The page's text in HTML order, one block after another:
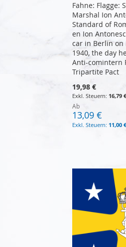
Fahne: Flagge:
Marshal Ion
Standard of
en Ion
car in Berlin on
1940, the day
Anti-comintern
Tripartite Pact
19,98 €
16,79 €
Ab
13,09 €
11,00 €